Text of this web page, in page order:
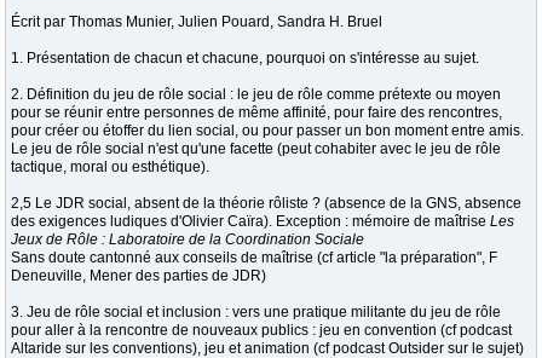
Écrit par Thomas Munier, Julien Pouard, Sandra H. Bruel
1. Présentation de chacun et chacune, pourquoi on s'intéresse au sujet.
2. Définition du jeu de rôle social : le jeu de rôle comme prétexte ou moyen
pour se réunir entre personnes de même affinité, pour faire des rencontres,
pour créer ou étoffer du lien social, ou pour passer un bon moment entre amis.
Le jeu de rôle social n'est qu'une facette (peut cohabiter avec le jeu de rôle
tactique, moral ou esthétique).
2,5 Le JDR social, absent de la théorie rôliste ? (absence de la GNS, absence
des exigences ludiques d'Olivier Caïra). Exception : mémoire de maîtrise Les
Jeux de Rôle : Laboratoire de la Coordination Sociale
Sans doute cantonné aux conseils de maîtrise (cf article "la préparation", F
Deneuville, Mener des parties de JDR)
3. Jeu de rôle social et inclusion : vers une pratique militante du jeu de rôle
pour aller à la rencontre de nouveaux publics : jeu en convention (cf podcast
Altaride sur les conventions), jeu et animation (cf podcast Outsider sur le sujet)